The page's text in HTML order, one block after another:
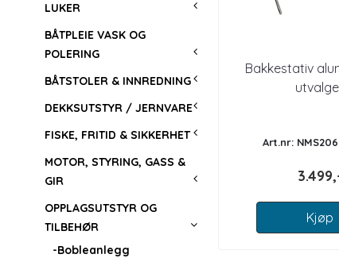
LUKER
BÅTPLEIE VASK OG
POLERING
BÅTSTOLER & INNREDNING
DEKKSUTSTYR / JERNVARE
FISKE, FRITID & SIKKERHET
MOTOR, STYRING, GASS &
GIR
OPPLAGSUTSTYR OG
TILBEHØR
-Bobleanlegg
Bakkestativ
Art.nr:
Kjøp